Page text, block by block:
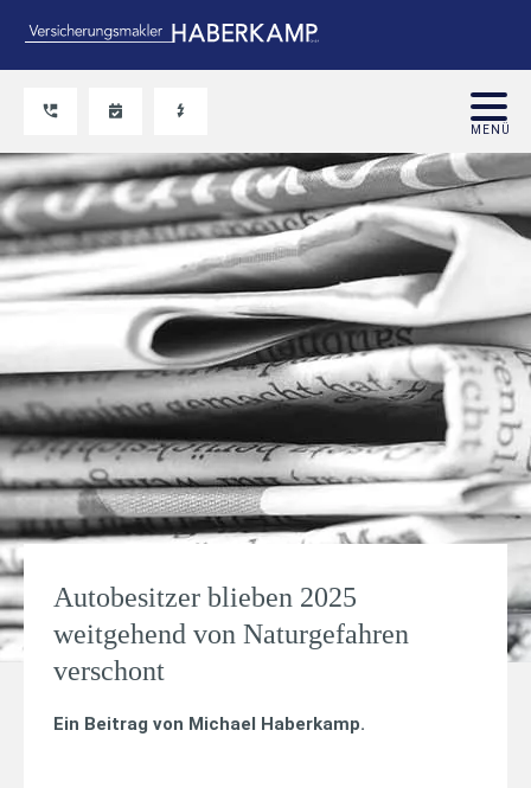
Autobesitzer blieben 2025
weitgehend von Naturgefahren
verschont
Ein Beitrag von Michael Haberkamp.